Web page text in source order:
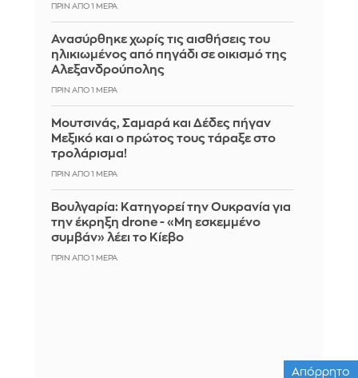
ΠΡΙΝ ΑΠΌ 1 ΜΈΡΑ
Ανασύρθηκε χωρίς τις αισθήσεις του
ηλικιωμένος από πηγάδι σε οικισμό της
Αλεξανδρούπολης
ΠΡΙΝ ΑΠΌ 1 ΜΈΡΑ
Μουτσινάς, Σαμαρά και Δέδες πήγαν
Μεξικό και ο πρώτος τους τάραξε στο
τρολάρισμα!
ΠΡΙΝ ΑΠΌ 1 ΜΈΡΑ
Βουλγαρία: Κατηγορεί την Ουκρανία για
την έκρηξη drone - «Μη εσκεμμένο
συμβάν» λέει το Κίεβο
ΠΡΙΝ ΑΠΌ 1 ΜΈΡΑ
Απόρρητο